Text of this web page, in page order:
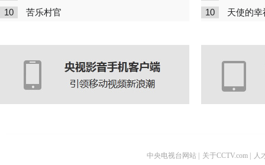
10 苦乐村官 10 天使的幸
中央电视台网站 关于CCTV.com 人